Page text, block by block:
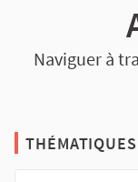
Naviguer à
THÉMATIQUES